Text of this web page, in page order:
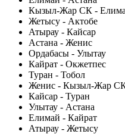
Кызыл-Жар СК -
Жетысу - Актобе
Атырау - Кайсар
Астана - Женис
Ордабасы - Улытау
Кайрат - Окжетпес
Туран - Тобол
Женис - Кызыл-Жар
Кайсар - Туран
Улытау - Астана
Елимай - Кайрат
Атырау - Жетысу